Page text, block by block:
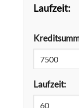
Laufzeit:
Laufzeit: